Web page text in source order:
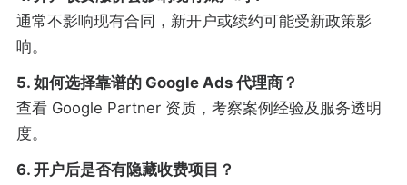
通常不影响现有合同，新开户或续约可能受新政策影
响。
5. 如何选择靠谱的 Google Ads 代理商？
查看 Google Partner 资质，考察案例经验及服务透明
度。
6. 开户后是否有隐藏收费项目？